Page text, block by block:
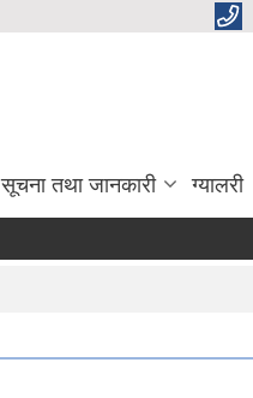
सूचना तथा जानकारी ग्यालरी